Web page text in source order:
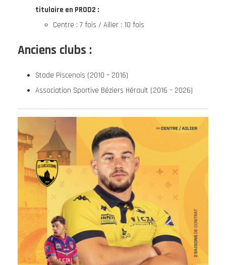
titulaire en PROD2 :
Centre : 7 fois / Ailier : 10 fois
Anciens clubs :
Stade Piscenois (2010 – 2016)
Association Sportive Béziers Hérault (2016 – 2026)